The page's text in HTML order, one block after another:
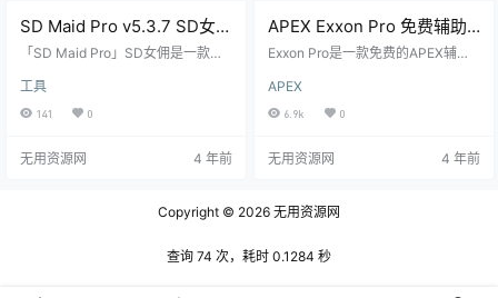
SD Maid Pro v5.3.7 SD女佣
Dark Venom 黑暗毒液主题
垃圾文件清理工具
「SD Maid Pro」SD女佣是一款专
自带中文、功能齐全、无任何广告,
操作非常方便。 功能特色： 资源管
理器是一个全功能文件管理器，用
文件搜索器可以根据文件名称和内
需要的文件并将其与已安装程序列
轻松的冻结、重置或移除应用（同
工具
141 0
无用资源网 4 年前
APEX Exxon Pro 免费辅助
透视 | 自瞄 | 雷达
Exxon Pro是一款免费的APEX辅助,
己喜好的配置 使用方法 1.将"Old.sy
s"放置C盘(C:\) 2.确保apex是关闭
后点击开启功能 3.等待显示"driver
并按TAB 5.使用"Ins"开关菜单
APEX
6.9k 0
无用资源网 4 年前
Copyright © 2026 无用资源网
查询 74 次，耗时 0.1284 秒